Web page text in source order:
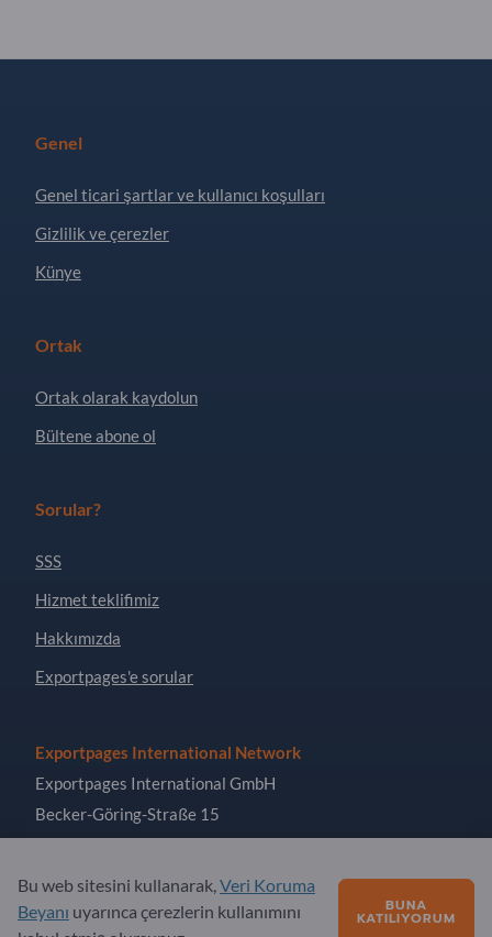
Genel
Genel ticari şartlar ve kullanıcı koşulları
Gizlilik ve çerezler
Künye
Ortak
Ortak olarak kaydolun
Bültene abone ol
Sorular?
SSS
Hizmet teklifimiz
Hakkımızda
Exportpages'e sorular
Exportpages International Network
Exportpages International GmbH
Becker-Göring-Straße 15
76307 Karlsbad
Germany
Bu web sitesini kullanarak,Veri Koruma
Beyanı uyarınca çerezlerin kullanımını
BUNA
KATILIYORUM